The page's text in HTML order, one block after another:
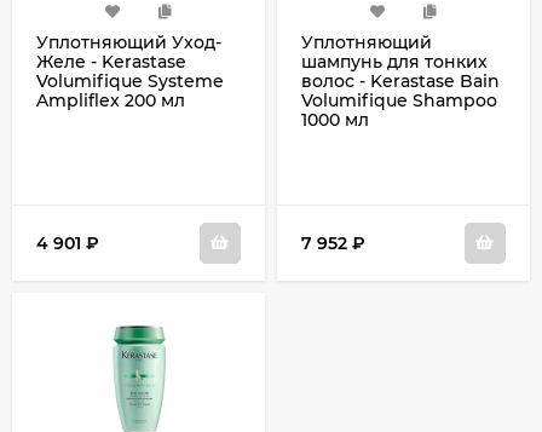
Уплотняющий Уход-
Желе - Kerastase
Volumifique Systeme
Ampliflex 200 мл
4 901 ₽
Уплотняющий
шампунь для тонких
волос - Kerastase Bain
Volumifique Shampoo
1000 мл
7 952 ₽